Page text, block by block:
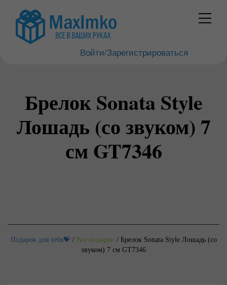
Войти/Зарегистрироваться
Брелок Sonata Style
Лошадь (со звуком) 7
см GT7346
Подарок для тебя💝/ Все подарки / Брелок Sonata Style Лошадь (со
звуком) 7 см GT7346